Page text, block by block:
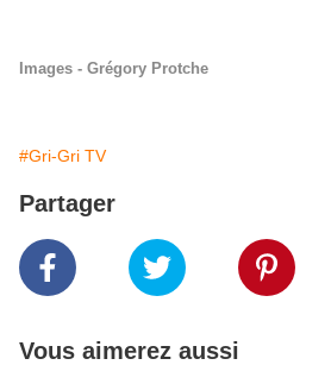
Images - Grégory Protche
#Gri-Gri TV
Partager
Vous aimerez aussi